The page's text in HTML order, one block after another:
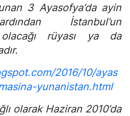
3 Ayasofya’da ayin
İstanbul’un
olacağı rüyası ya da
2016/10/ayas
yunanistan.html
olarak Haziran 2010’da